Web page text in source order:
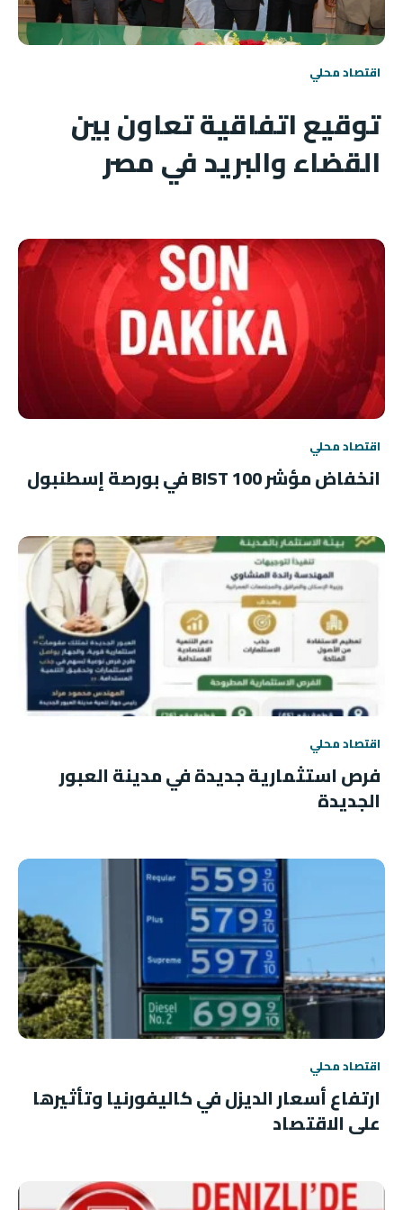
اقتصاد محلي
توقيع اتفاقية تعاون بين
القضاء والبريد في مصر
اقتصاد محلي
انخفاض مؤشر BIST 100 في بورصة إسطنبول
اقتصاد محلي
فرص استثمارية جديدة في مدينة العبور
الجديدة
اقتصاد محلي
ارتفاع أسعار الديزل في كاليفورنيا وتأثيرها
على الاقتصاد